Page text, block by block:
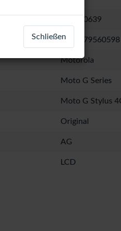
LCD-60639
4643479560598
Motorola
Moto G Series
Moto G Stylus
Original
AG
LCD
Schließen